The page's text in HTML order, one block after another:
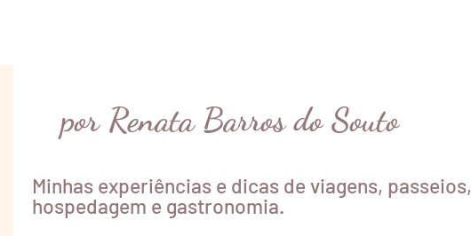
por Renata Barros do Souto
Minhas experiências e dicas de viagens, passeios,
hospedagem e gastronomia.